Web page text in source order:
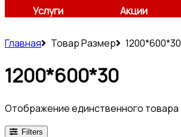
Услуги
Акции
Главная Товар Размер 1200*600*30
1200*600*30
Отображение единственного товара
Filters